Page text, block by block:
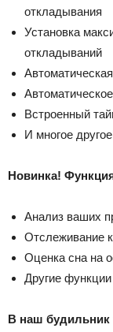
откладывания
Установка
откладываний
Встроенный
И многое
Новинка!
Анализ ваших
Отслеживание
Оценка сна на
Другие
В наш будильник